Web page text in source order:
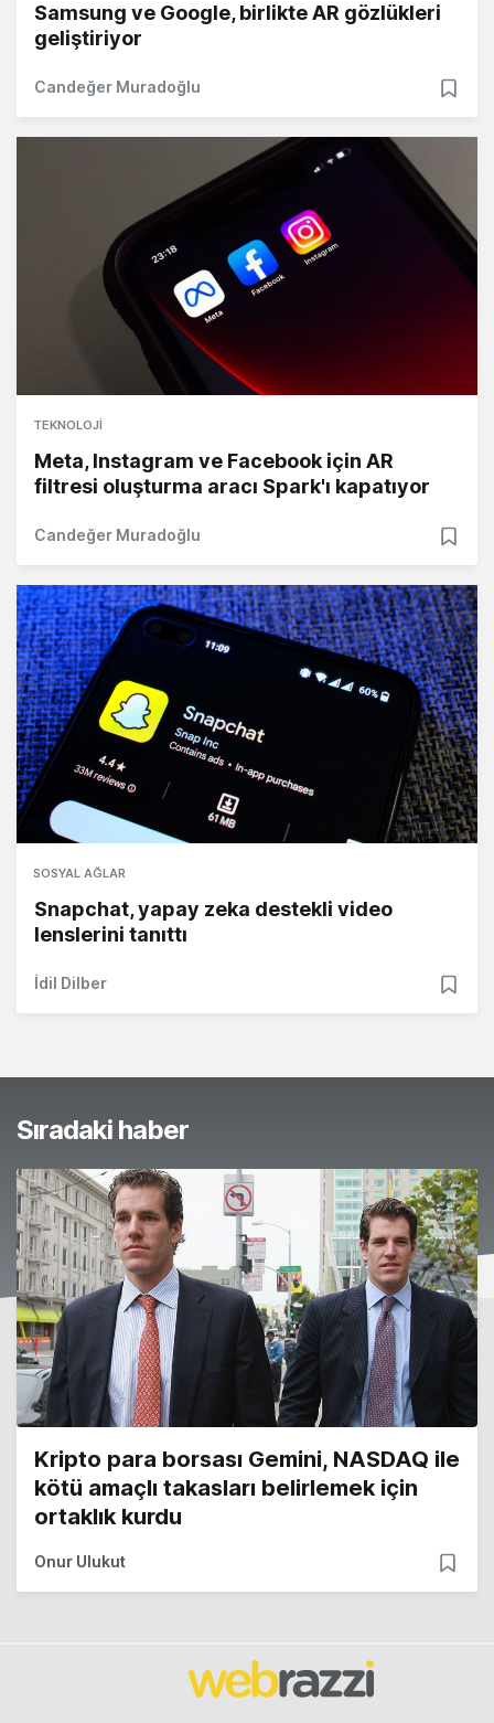
Samsung ve Google, birlikte AR gözlükleri
geliştiriyor
Candeğer Muradoğlu
TEKNOLOJI
Meta, Instagram ve Facebook için AR
filtresi oluşturma aracı Spark'ı kapatıyor
Candeğer Muradoğlu
SOSYAL AĞLAR
Snapchat, yapay zeka destekli video
lenslerini tanıttı
İdil Dilber
Sıradaki haber
Kripto para borsası Gemini, NASDAQ ile
kötü amaçlı takasları belirlemek için
ortaklık kurdu
Onur Ulukut